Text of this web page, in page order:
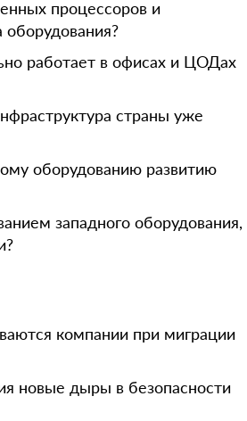
процессоров и
работает в офисах и ЦОДах
страны уже
оборудованию развитию
западного оборудования,
компании при миграции
новые дыры в безопасности